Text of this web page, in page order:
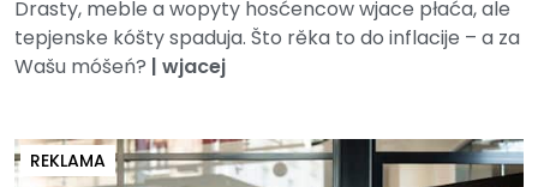
Drasty, meble a wopyty hosćencow wjace płaća, ale
tepjenske kóšty spaduja. Što rěka to do inflacije – a za
Wašu móšeń? | wjacej
REKLAMA